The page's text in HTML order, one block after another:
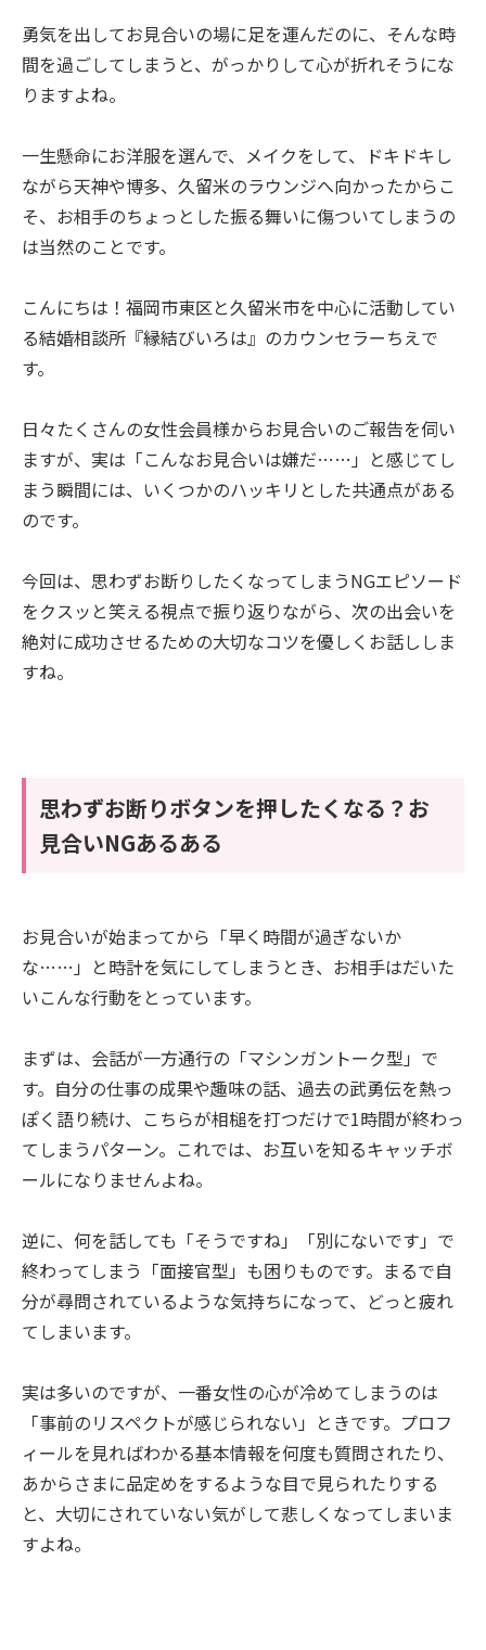
勇気を出してお見合いの場に足を運んだのに、そんな時
間を過ごしてしまうと、がっかりして心が折れそうにな
りますよね。
一生懸命にお洋服を選んで、メイクをして、ドキドキし
ながら天神や博多、久留米のラウンジへ向かったからこ
そ、お相手のちょっとした振る舞いに傷ついてしまうの
は当然のことです。
こんにちは！福岡市東区と久留米市を中心に活動してい
る結婚相談所『縁結びいろは』のカウンセラーちえで
す。
日々たくさんの女性会員様からお見合いのご報告を伺い
ますが、実は「こんなお見合いは嫌だ……」と感じてし
まう瞬間には、いくつかのハッキリとした共通点がある
のです。
今回は、思わずお断りしたくなってしまうNGエピソード
をクスッと笑える視点で振り返りながら、次の出会いを
絶対に成功させるための大切なコツを優しくお話ししま
すね。
思わずお断りボタンを押したくなる？お
見合いNGあるある
お見合いが始まってから「早く時間が過ぎないか
な……」と時計を気にしてしまうとき、お相手はだいた
いこんな行動をとっています。
まずは、会話が一方通行の「マシンガントーク型」で
す。自分の仕事の成果や趣味の話、過去の武勇伝を熱っ
ぽく語り続け、こちらが相槌を打つだけで1時間が終わっ
てしまうパターン。これでは、お互いを知るキャッチボ
ールになりませんよね。
逆に、何を話しても「そうですね」「別にないです」で
終わってしまう「面接官型」も困りものです。まるで自
分が尋問されているような気持ちになって、どっと疲れ
てしまいます。
実は多いのですが、一番女性の心が冷めてしまうのは
「事前のリスペクトが感じられない」ときです。プロフ
ィールを見ればわかる基本情報を何度も質問されたり、
あからさまに品定めをするような目で見られたりする
と、大切にされていない気がして悲しくなってしまいま
すよね。